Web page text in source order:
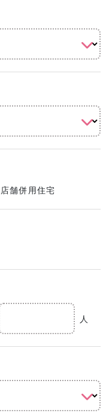
店舗併用住宅
人